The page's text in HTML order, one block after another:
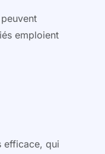
emploient
efficace, qui